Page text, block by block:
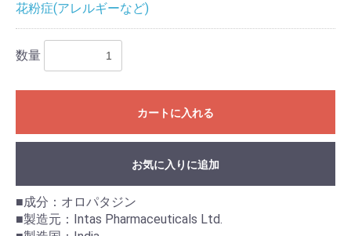
花粉症(アレルギーなど)
数量
カートに入れる
お気に入りに追加
■成分：オロパタジン
■製造元：Intas Pharmaceuticals Ltd.